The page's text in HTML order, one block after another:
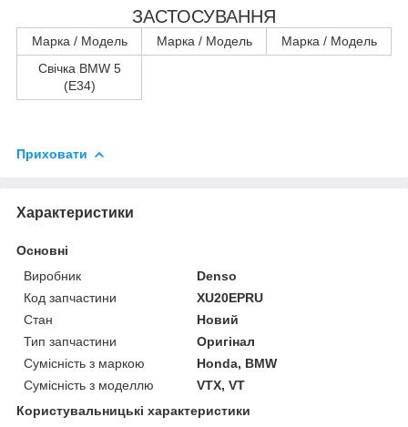
ЗАСТОСУВАННЯ
Марка / Модель Марка / Модель
Марка / Модель
Свічка BMW 5
(E34)
Приховати
Характеристики
Основні
Виробник
Denso
Код запчастини
XU20EPRU
Стан
Новий
Тип запчастини
Оригінал
Сумісність з маркою
Honda, BMW
Сумісність з моделлю
VTX, VT
Користувальницькі характеристики